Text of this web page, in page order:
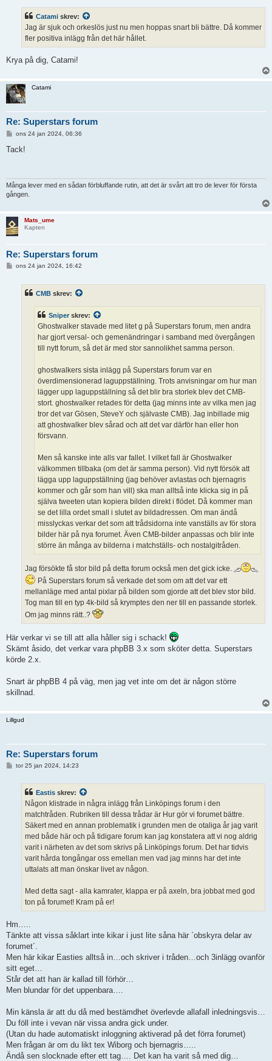
Catami skrev:
Jag är sjuk och orkeslös just nu men hoppas snart bli bättre. Då kommer
fler positiva inlägg från det här hållet.
Krya på dig, Catami!
Catami
Re: Superstars forum
l
ons 24 jan 2024, 06:36
Tack!
Många lever med en sådan förbluffande rutin, att det är svårt att tro de lever för första
gången.
Mats_ume
Kapten
Re: Superstars forum
ons 24 jan 2024, 16:42
CMB skrev:
Sniperskrev:
Ghostwalker stavade med litet g på Superstars forum, men andra
har gjort versal- och gemenändringar i samband med övergången
till nytt forum, så det är med stor sannolikhet samma person.
ghostwalkers sista inlägg på Superstars forum var en
överdimensionerad laguppställning. Trots anvisningar om hur man
lägger upp laguppställning så det blir bra storlek blev det CMB-
stort. ghostwalker retades för detta (jag minns inte av vilka men jag
tror det var Gösen, SteveY och självaste CMB). Jag inbillade mig
att ghostwalker blev sårad och att det var därför han eller hon
försvann.
Men så kanske inte alls var fallet. I vilket fall är Ghostwalker
välkommen tillbaka (om det är samma person). Vid nytt försök att
lägga upp laguppställning (jag behöver avlastas och bjernagris
kommer och går som han vill) ska man alltså inte klicka sig in på
själva tweeten utan kopiera bilden direkt i flödet. Då kommer man
se det lilla ordet small i slutet av bildadressen. Om man ändå
misslyckas verkar det som att trådsidorna inte vanställs av för stora
bilder här på nya forumet. Även CMB-bilder anpassas och blir inte
större än många av bilderna i matchställs- och nostalgitråden.
Jag försökte få stor bild på detta forum också men det gick icke.
På Superstars forum så verkade det som om att det var ett
mellanläge med antal pixlar på bilden som gjorde att det blev stor bild.
Tog man till en typ 4k-bild så krymptes den ner till en passande storlek.
Om jag minns rätt..?
Här verkar vi se till att alla håller sig i schack!
Skämt åsido, det verkar vara phpBB 3.x som sköter detta. Superstars
körde 2.x.
Snart är phpBB 4 på väg, men jag vet inte om det är någon större
skillnad.
Lillgud
Re: Superstars forum
tor 25 jan 2024, 14:23
Eastis skrev:
Någon klistrade in några inlägg från Linköpings forum i den
matchtråden. Rubriken till dessa trådar är Hur gör vi forumet bättre.
Säkert med en annan problematik i grunden men de otaliga år jag varit
med både här och på tidigare forum kan jag konstatera att vi nog aldrig
varit i närheten av det som skrivs på Linköpings forum. Det har tidvis
varit hårda tongångar oss emellan men vad jag minns har det inte
uttalats att man önskar livet av någon.
Med detta sagt - alla kamrater, klappa er på axeln, bra jobbat med god
ton på forumet! Kram på er!
Hm…..
Tänkte att vissa såklart inte kikar i just lite såna här `obskyra delar av
forumet´.
Men här kikar Easties alltså in…och skriver i tråden…och 3inlägg ovanför
sitt eget…
Står det att han är kallad till förhör…
Men blundar för det uppenbara….
Min känsla är att du då med bestämdhet överlevde allafall inledningsvis…
Du föll inte i vevan när vissa andra gick under.
(Utan du hade automatiskt inloggning aktiverad på det förra forumet)
Men frågan är om du likt tex Wiborg och bjernagris…..
Ändå sen slocknade efter ett tag…. Det kan ha varit så med dig…